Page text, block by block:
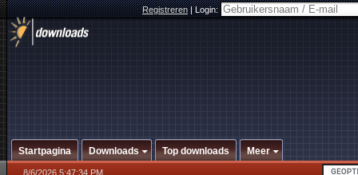
Registreren|Login:
Startpagina Downloads Top downloads Meer
8/6/2026 5:47:34 PM